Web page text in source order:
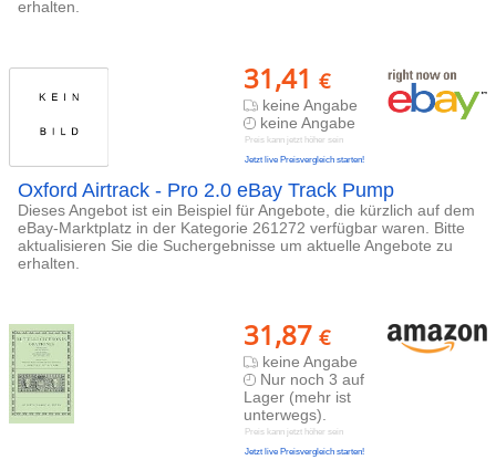
erhalten.
31,41 €
keine Angabe
keine Angabe
Preis kann jetzt höher sein
Jetzt live Preisvergleich starten!
Oxford Airtrack - Pro 2.0 eBay Track Pump
Dieses Angebot ist ein Beispiel für Angebote, die kürzlich auf dem
eBay-Marktplatz in der Kategorie 261272 verfügbar waren. Bitte
aktualisieren Sie die Suchergebnisse um aktuelle Angebote zu
erhalten.
31,87 €
keine Angabe
Nur noch 3 auf
Lager (mehr ist
unterwegs).
Preis kann jetzt höher sein
Jetzt live Preisvergleich starten!